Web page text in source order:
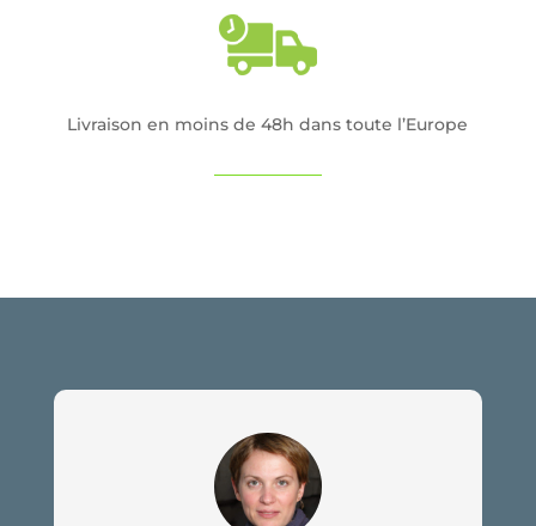
Livraison en moins de 48h dans toute l’Europe